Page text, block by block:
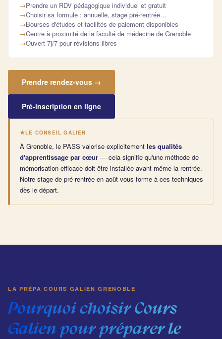
Prendre un RDV pédagogique individuel et gratuit
Choisir sa formule : annuelle, stage pré-rentrée…
Bourses d'études et facilités de paiement disponibles
Centre à proximité de la faculté de médecine de Grenoble
Ouvert 7j/7 pour révisions libres
Prendre rendez-vous →
Pré-inscription en ligne
LE CONSEIL GALIEN
À Grenoble, le PASS valorise explicitement les qualités
d'apprentissage par cœur — cela signifie qu'une méthode de
mémorisation efficace doit être installée avant même la rentrée.
Notre stage de pré-rentrée en août vous forme à ces techniques
dès le départ.
LA PRÉPA COURS GALIEN GRENOBLE
Pourquoi choisir Cours
Galien pour préparer le